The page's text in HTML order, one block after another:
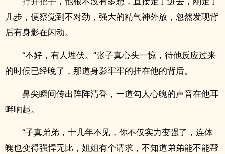
几步，便察觉到不对劲，强大的精气神外放，忽然发现背
后有身影在闪动。
“不好，有人埋伏。”张子真心头一惊，待他反应过来
的时候已经晚了，那道身影牢牢的挂在他的背后。
鼻尖瞬间传出阵阵清香，一道勾人心魄的声音在他耳
畔响起。
“子真弟弟，十几年不见，你不仅实力变强了，连体
魄也变得强悍无比，姐姐有个请求，不知道弟弟能不能帮